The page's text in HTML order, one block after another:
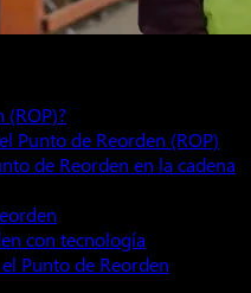
(ROP)?
Punto de Reorden (ROP)
de Reorden en la cadena
con tecnología
Punto de Reorden